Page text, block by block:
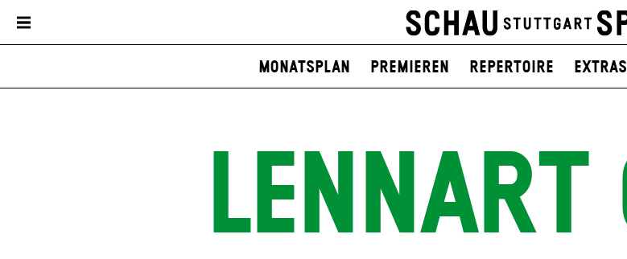
Monatsplan Premieren Repertoire Extras
LENNART